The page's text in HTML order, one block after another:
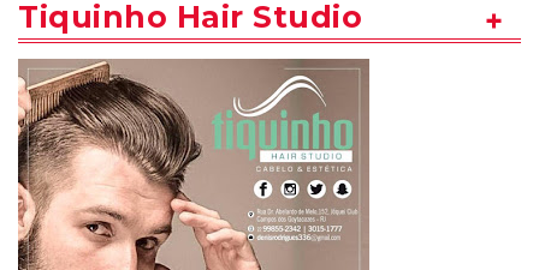
Tiquinho Hair Studio